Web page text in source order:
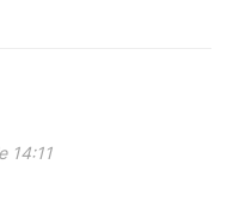
14:11